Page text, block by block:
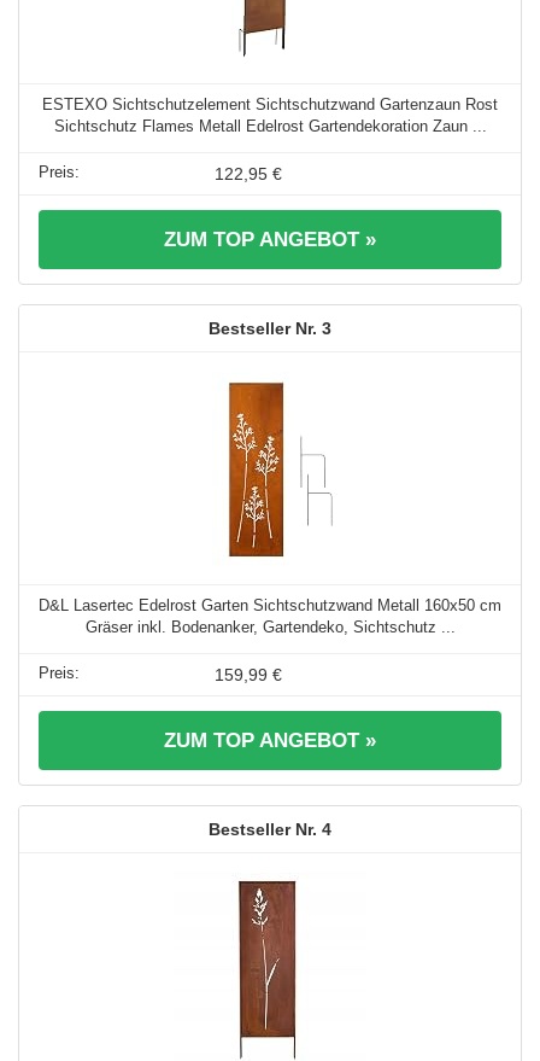
ESTEXO Sichtschutzelement Sichtschutzwand Gartenzaun Rost
Sichtschutz Flames Metall Edelrost Gartendekoration Zaun ...
122,95 €
ZUM TOP ANGEBOT »
3
D&L Lasertec Edelrost Garten Sichtschutzwand Metall 160x50 cm
Gräser inkl. Bodenanker, Gartendeko, Sichtschutz ...
159,99 €
ZUM TOP ANGEBOT »
4